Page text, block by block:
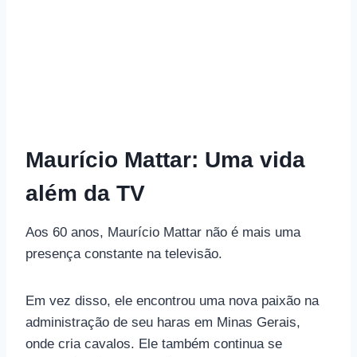
Maurício Mattar: Uma vida
além da TV
Aos 60 anos, Maurício Mattar não é mais uma
presença constante na televisão.
Em vez disso, ele encontrou uma nova paixão na
administração de seu haras em Minas Gerais,
onde cria cavalos. Ele também continua se